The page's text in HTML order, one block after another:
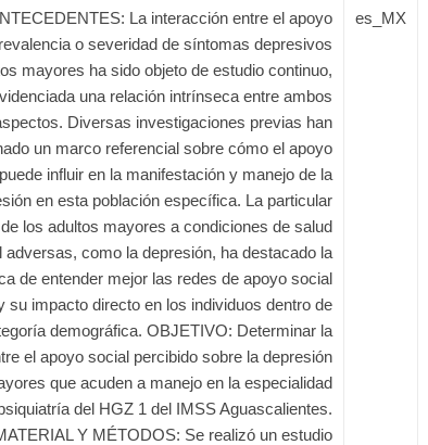
La interacción entre el apoyo
o severidad de síntomas depresivos
mayores ha sido objeto de estudio continuo,
una relación intrínseca entre ambos
Diversas investigaciones previas han
un marco referencial sobre cómo el apoyo
influir en la manifestación y manejo de la
en esta población específica. La particular
los adultos mayores a condiciones de salud
adversas, como la depresión, ha destacado la
de entender mejor las redes de apoyo social
su impacto directo en los individuos dentro de
demográfica. OBJETIVO: Determinar la
el apoyo social percibido sobre la depresión
que acuden a manejo en la especialidad
del HGZ 1 del IMSS Aguascalientes.
Y MÉTODOS: Se realizó un estudio
es_MX